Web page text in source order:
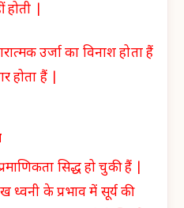
|
उर्जा का विनाश होता हैं
होता हैं |
सिद्ध हो चुकी हैं |
ध्वनी के प्रभाव में सूर्य की